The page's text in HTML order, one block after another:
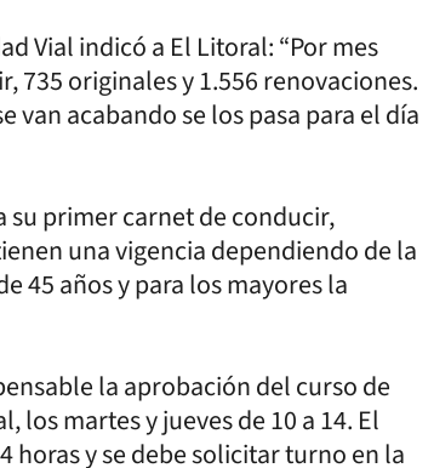
Vial indicó a El Litoral: “Por mes
735 originales y 1.556 renovaciones.
van acabando se los pasa para el día
su primer carnet de conducir,
una vigencia dependiendo de la
45 años y para los mayores la
la aprobación del curso de
los martes y jueves de 10 a 14. El
horas y se debe solicitar turno en la